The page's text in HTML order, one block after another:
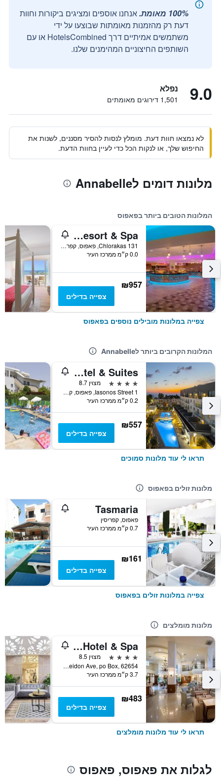
100% מאומת.
אנחנו אוספים ומציגים ביקורות וחוות
דעת רק מהזמנות מאומתות שבוצעו על ידי
משתמשים אמיתיים דרך HotelsCombined או עם
השותפים החיצוניים המהימנים שלנו.
9.0 נפלא
1,501 דירוגים מאומתים
לא נמצאו חוות דעת. מומלץ לנסות להסיר מסננים, לשנות את
החיפוש שלך, או לנקות הכל כדי לעיין בחוות הדעת.
מלונות דומים לAnnabelle
המלונות הטובים ביותר בפאפוס
Azia Resort & Spa
131 Chlorakas, פאפוס, קפריסין
0.0 ק״מ ממרכז העיר
₪957
צפייה בדילים
צפייה במלונות מובילים נוספים בפאפוס
המלונות הקרובים ביותר לAnnabelle
Anemi Hotel & Suites
4 כוכבים
מצוין 8.7
1 Iasonos Street, פאפוס, קפריסין
0.2 ק״מ ממרכז העיר
₪557
צפייה בדילים
תראו לי עוד מלונות סמוכים
מלונות זולים בפאפוס
Tasmaria
פאפוס, קפריסין
0.7 ק״מ ממרכז העיר
₪161
צפייה בדילים
צפייה במלונות זולים בפאפוס
מלונות מומלצים
Aquamare Beach Hotel & Spa
4 כוכבים
מצוין 8.5
Poseidon Ave, po Box, 62654, פאפוס, קפריסין
3.7 ק״מ ממרכז העיר
₪483
צפייה בדילים
תראו לי עוד מלונות מומלצים
לגלות את פאפוס, פאפוס